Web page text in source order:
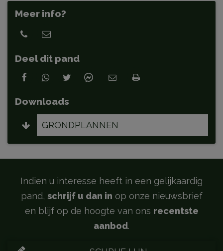
Meer info?
Deel dit pand
Downloads
GRONDPLANNEN
Indien u interesse heeft in een gelijkaardig
pand, schrijf u dan in op onze nieuwsbrief
en blijf op de hoogte van ons recentste
aanbod.